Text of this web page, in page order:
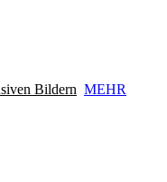
Bildern MEHR